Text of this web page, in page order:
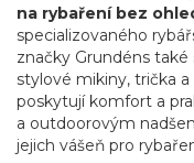
na rybaření bez
specializovaného
značky Grundéns
stylové mikiny, trička
poskytují komfort a
a outdoorovým
jejich vášeň pro